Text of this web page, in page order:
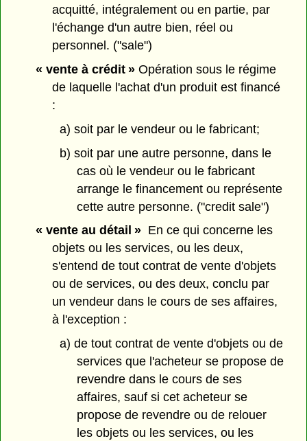
acquitté, intégralement ou en partie, par
l'échange d'un autre bien, réel ou
personnel. ("sale")
« vente à crédit »Opération sous le régime
de laquelle l'achat d'un produit est financé
:
a) soit par le vendeur ou le fabricant;
b) soit par une autre personne, dans le
cas où le vendeur ou le fabricant
arrange le financement ou représente
cette autre personne. ("credit sale")
« vente au détail »En ce qui concerne les
objets ou les services, ou les deux,
s'entend de tout contrat de vente d'objets
ou de services, ou des deux, conclu par
un vendeur dans le cours de ses affaires,
à l'exception :
a) de tout contrat de vente d'objets ou de
services que l'acheteur se propose de
revendre dans le cours de ses
affaires, sauf si cet acheteur se
propose de revendre ou de relouer
les objets ou les services, ou les